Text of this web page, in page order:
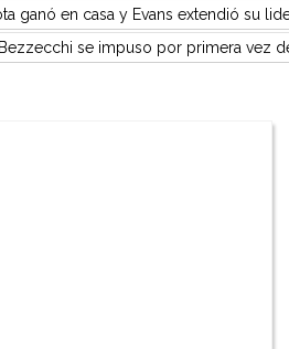
ganó en casa y Evans extendió su
se impuso por primera vez